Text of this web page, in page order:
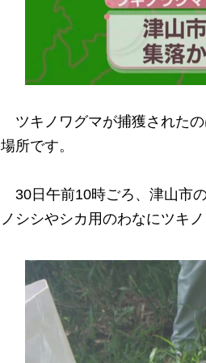
ツキノワグマが捕獲された
場所です。
30日午前10時ごろ、津山市
ノシシやシカ用のわなにツキ